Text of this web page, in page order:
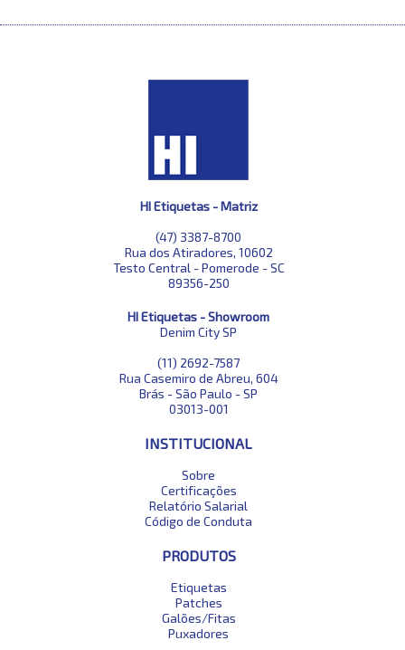
HI Etiquetas - Matriz
(47) 3387-8700
Rua dos Atiradores, 10602
Testo Central - Pomerode - SC
89356-250
HI Etiquetas - Showroom
Denim City SP
(11) 2692-7587
Rua Casemiro de Abreu, 604
Brás - São Paulo - SP
03013-001
INSTITUCIONAL
Sobre
Certificações
Relatório Salarial
Código de Conduta
PRODUTOS
Etiquetas
Patches
Galões/Fitas
Puxadores